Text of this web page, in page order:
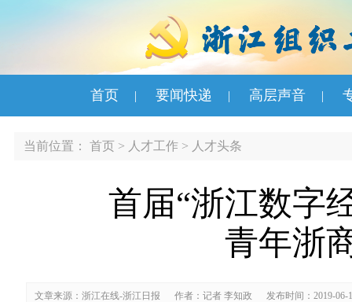
首页 | 要闻快递 | 高层声音 |
当前位置： 首页 > 人才工作 > 人才头条
首届“浙江数字
青年浙
文章来源：浙江在线-浙江日报 作者：记者 李知政 发布时间：2019-06-